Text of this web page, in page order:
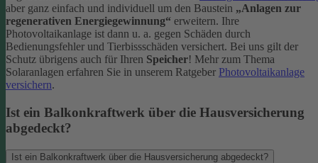
aber ganz einfach und individuell um den Baustein „Anlagen zur
regenerativen Energiegewinnung“ erweitern. Ihre
Photovoltaikanlage ist dann u. a. gegen Schäden durch
Bedienungsfehler und Tierbissschäden versichert. Bei uns gilt der
Schutz übrigens auch für Ihren Speicher! Mehr zum Thema
Solaranlagen erfahren Sie in unserem Ratgeber Photovoltaikanlage
versichern.
Ist ein Balkonkraftwerk über die Hausversicherung
abgedeckt?
Ist ein Balkonkraftwerk über die Hausversicherung abgedeckt?